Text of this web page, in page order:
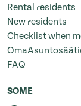
Rental residents
New residents
Checklist when
FAQ
SOME